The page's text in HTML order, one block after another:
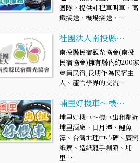
團隊，提供計程車叫車、高
鐵接送、機場接送、…
社團法人南投縣…
南投縣民宿觀光協會(南投
民宿協會)擁有縣內約200家
會員民宿,長期作為民宿主
人、產官學界的交流…
埔里好機車～機…
埔里好機車～機車出租鄰近
埔里酒廠、日月潭、鯉魚
潭、台灣地理中心碑、廣興
紙寮、造紙龍手創館、埔
里…